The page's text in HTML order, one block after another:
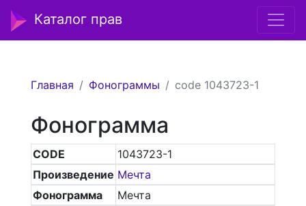
Каталог прав
Главная Фонограммы code 1043723-1
Фонограмма
CODE
1043723-1
Произведение Мечта
Фонограмма
Мечта